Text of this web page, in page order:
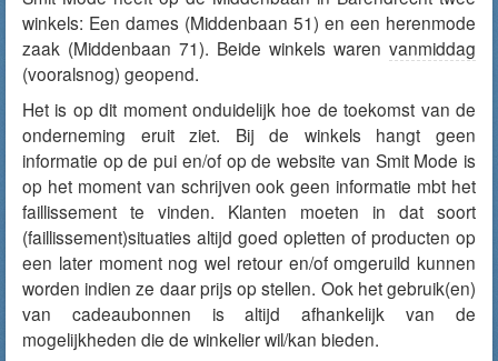
winkels: Een dames (Middenbaan 51) en een herenmode
zaak (Middenbaan 71). Beide winkels waren vanmiddag
(vooralsnog) geopend.
Het is op dit moment onduidelijk hoe de toekomst van de
onderneming eruit ziet. Bij de winkels hangt geen
informatie op de pui en/of op de website van Smit Mode is
op het moment van schrijven ook geen informatie mbt het
faillissement te vinden. Klanten moeten in dat soort
(faillissement)situaties altijd goed opletten of producten op
een later moment nog wel retour en/of omgeruild kunnen
worden indien ze daar prijs op stellen. Ook het gebruik(en)
van cadeaubonnen is altijd afhankelijk van de
mogelijkheden die de winkelier wil/kan bieden.